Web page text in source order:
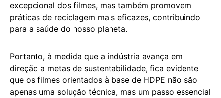
excepcional dos filmes, mas também promovem
práticas de reciclagem mais eficazes, contribuindo
para a saúde do nosso planeta.
Portanto, à medida que a indústria avança em
direção a metas de sustentabilidade, fica evidente
que os filmes orientados à base de HDPE não são
apenas uma solução técnica, mas um passo essencial